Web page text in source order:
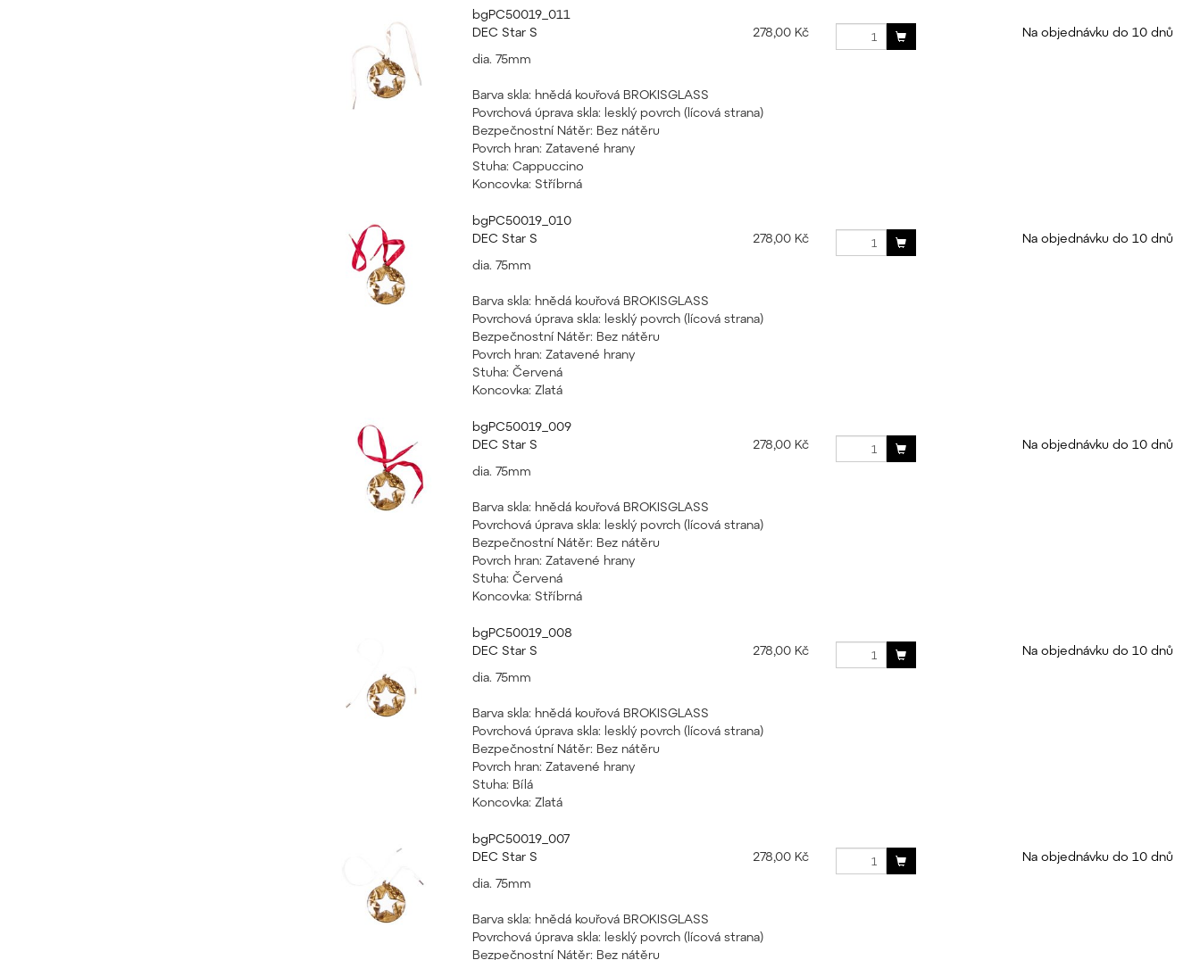
bgPC50019_011
DEC Star S
278,00 Kč
Na objednávku do 10 dnů
dia. 75mm
Barva skla: hnědá kouřová BROKISGLASS
Povrchová úprava skla: lesklý povrch (lícová strana)
Bezpečnostní Nátěr: Bez nátěru
Povrch hran: Zatavené hrany
Stuha: Cappuccino
Koncovka: Stříbrná
bgPC50019_010
DEC Star S
278,00 Kč
Na objednávku do 10 dnů
dia. 75mm
Barva skla: hnědá kouřová BROKISGLASS
Povrchová úprava skla: lesklý povrch (lícová strana)
Bezpečnostní Nátěr: Bez nátěru
Povrch hran: Zatavené hrany
Stuha: Červená
Koncovka: Zlatá
bgPC50019_009
DEC Star S
278,00 Kč
Na objednávku do 10 dnů
dia. 75mm
Barva skla: hnědá kouřová BROKISGLASS
Povrchová úprava skla: lesklý povrch (lícová strana)
Bezpečnostní Nátěr: Bez nátěru
Povrch hran: Zatavené hrany
Stuha: Červená
Koncovka: Stříbrná
bgPC50019_008
DEC Star S
278,00 Kč
Na objednávku do 10 dnů
dia. 75mm
Barva skla: hnědá kouřová BROKISGLASS
Povrchová úprava skla: lesklý povrch (lícová strana)
Bezpečnostní Nátěr: Bez nátěru
Povrch hran: Zatavené hrany
Stuha: Bílá
Koncovka: Zlatá
bgPC50019_007
DEC Star S
278,00 Kč
Na objednávku do 10 dnů
dia. 75mm
Barva skla: hnědá kouřová BROKISGLASS
Povrchová úprava skla: lesklý povrch (lícová strana)
Bezpečnostní Nátěr: Bez nátěru